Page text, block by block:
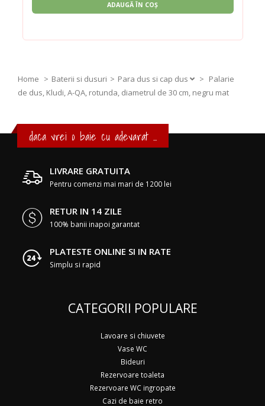
ADAUGĂ ÎN COȘ
Home Baterii si dusuri Para dus si cap dus > Palarie
de dus, Kludi, A-QA, rotunda, diametrul de 30 cm, negru mat
daca vrei o baie cu adevarat ...
LIVRARE GRATUITA
Pentru comenzi mai mari de 1200 lei
RETUR IN 14 ZILE
100% banii inapoi garantat
PLATESTE ONLINE SI IN RATE
Simplu si rapid
CATEGORII POPULARE
Lavoare si chiuvete
Vase WC
Bideuri
Rezervoare toaleta
Rezervoare WC ingropate
Cazi de baie retro